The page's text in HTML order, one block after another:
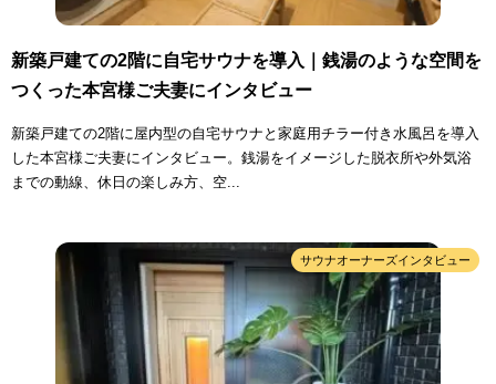
新築戸建ての2階に自宅サウナを導入｜銭湯のような空間を
つくった本宮様ご夫妻にインタビュー
新築戸建ての2階に屋内型の自宅サウナと家庭用チラー付き水風呂を導入
した本宮様ご夫妻にインタビュー。銭湯をイメージした脱衣所や外気浴
までの動線、休日の楽しみ方、空...
サウナオーナーズインタビュー